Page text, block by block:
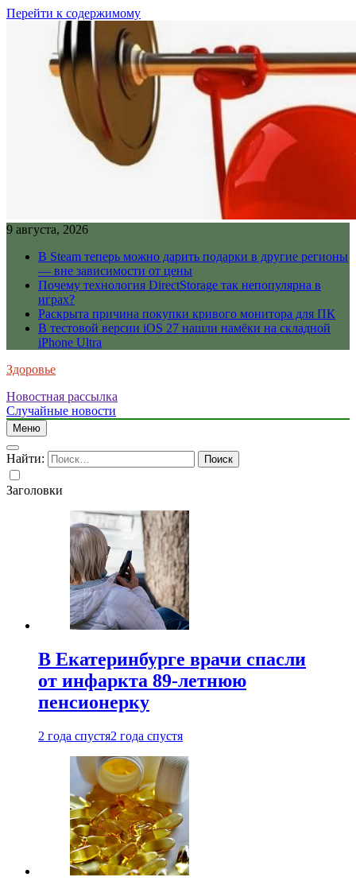
Перейти к содержимому
9 августа, 2026
В Steam теперь можно дарить подарки в другие регионы
— вне зависимости от цены
Почему технология DirectStorage так непопулярна в
играх?
Раскрыта причина покупки кривого монитора для ПК
В тестовой версии iOS 27 нашли намёки на складной
iPhone Ultra
Здоровье
Новостная рассылка
Случайные новости
Меню
Найти:
Заголовки
В Екатеринбурге врачи спасли
от инфаркта 89-летнюю
пенсионерку
2 года спустя2 года спустя